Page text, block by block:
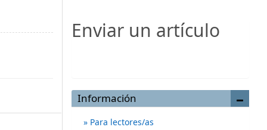
Enviar un artículo
Información
Para lectores/as